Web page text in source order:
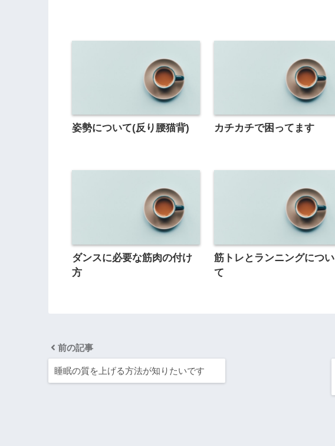
姿勢について(反り腰猫背) カチカチで困ってます
ダンスに必要な筋肉の付け
方
筋トレとランニングについ
て
前の記事
睡眠の質を上げる方法が知りたいです